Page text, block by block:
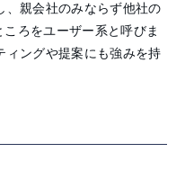
、親会社のみならず他社の
ろをユーザー系と呼びま
ィングや提案にも強みを持